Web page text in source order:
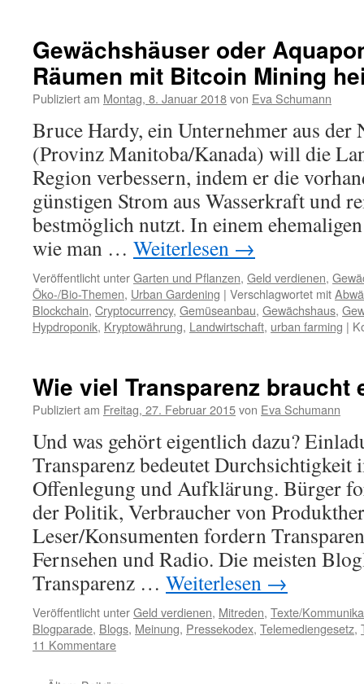
Gewächshäuser oder
Räumen mit Bitcoin Mining
Publiziert am Montag, 8. Januar 2018von Eva Schumann
Bruce Hardy, ein Unternehmer aus der
(Provinz Manitoba/Kanada) will die
Region verbessern, indem er die
günstigen Strom aus Wasserkraft und
bestmöglich nutzt. In einem
wie man … Weiterlesen →
Veröffentlicht unterGarten und Pflanzen, Geld verdienen,
Öko-/Bio-Themen, Urban Gardening | Verschlagwortet mit
Blockchain, Cryptocurrency, Gemüseanbau, Gewächshaus,
Hypdroponik, Kryptowährung, Landwirtschaft, urban farming |
Wie viel Transparenz braucht
Publiziert am Freitag, 27. Februar 2015von Eva Schumann
Und was gehört eigentlich dazu?
Transparenz bedeutet Durchsichtigkeit
Offenlegung und Aufklärung. Bürger
der Politik, Verbraucher von
Leser/Konsumenten fordern
Fernsehen und Radio. Die meisten
Transparenz … Weiterlesen →
Veröffentlicht unterGeld verdienen, Mitreden, Texte/
Blogparade, Blogs, Meinung, Pressekodex, Telemediengesetz,
11 Kommentare